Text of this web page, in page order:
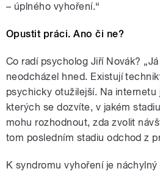
– úplného vyhoření.“
Opustit práci. Ano či ne?
Co radí psycholog Jiří Novák?
neodcházel hned. Existují
psychicky otužilejší. Na internetu
kterých se dozvíte, v jakém
mohu rozhodnout, zda zvolit
tom posledním stadiu odchod z
K syndromu vyhoření je